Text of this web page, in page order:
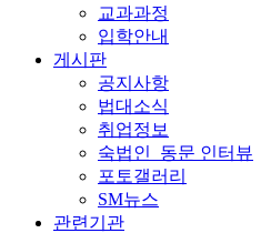
교과과정
입학안내
게시판
공지사항
법대소식
취업정보
숙법인_동문 인터뷰
포토갤러리
SM뉴스
관련기관